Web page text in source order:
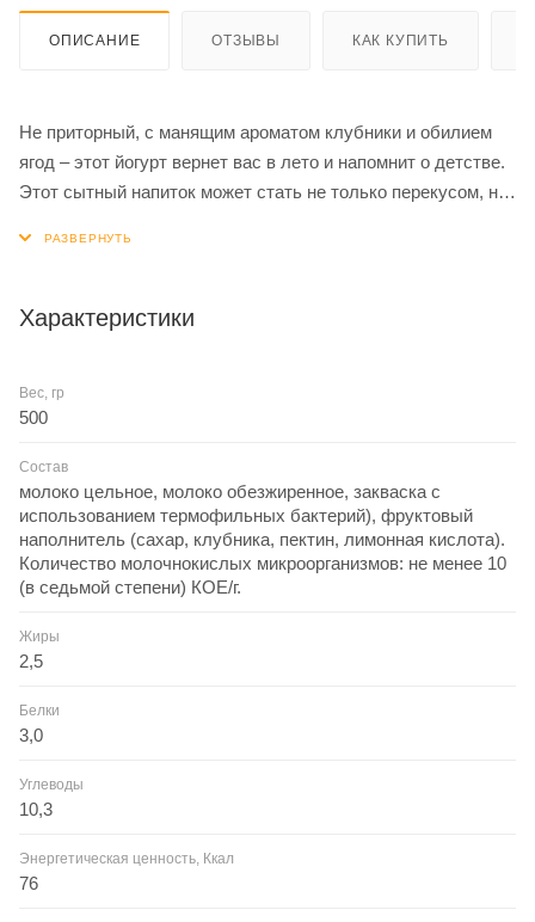
ОПИСАНИЕ ОТЗЫВЫ КАК КУПИТЬ
Не приторный, с манящим ароматом клубники и обилием
ягод – этот йогурт вернет вас в лето и напомнит о детстве.
Этот сытный напиток может стать не только перекусом, но
ягодный наполнитель, который производят наши партнеры
ягод и фруктов, а в качестве загустителя - пектин.
Характеристики
Вес, гр
500
Состав
молоко цельное, молоко обезжиренное, закваска с
использованием термофильных бактерий), фруктовый
наполнитель (сахар, клубника, пектин, лимонная кислота).
Количество молочнокислых микроорганизмов: не менее 10
(в седьмой степени) КОЕ/г.
Жиры
2,5
Белки
3,0
Углеводы
10,3
Энергетическая ценность, Ккал
76